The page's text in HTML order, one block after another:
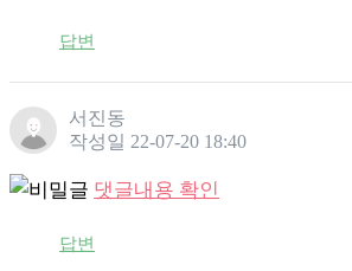
답변
서진동
작성일 22-07-20 18:40
댓글내용 확인
답변